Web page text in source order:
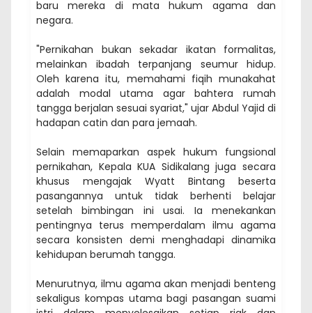
baru mereka di mata hukum agama dan
negara.
"Pernikahan bukan sekadar ikatan formalitas,
melainkan ibadah terpanjang seumur hidup.
Oleh karena itu, memahami fiqih munakahat
adalah modal utama agar bahtera rumah
tangga berjalan sesuai syariat," ujar Abdul Yajid di
hadapan catin dan para jemaah.
Selain memaparkan aspek hukum fungsional
pernikahan, Kepala KUA Sidikalang juga secara
khusus mengajak Wyatt Bintang beserta
pasangannya untuk tidak berhenti belajar
setelah bimbingan ini usai. Ia menekankan
pentingnya terus memperdalam ilmu agama
secara konsisten demi menghadapi dinamika
kehidupan berumah tangga.
Menurutnya, ilmu agama akan menjadi benteng
sekaligus kompas utama bagi pasangan suami